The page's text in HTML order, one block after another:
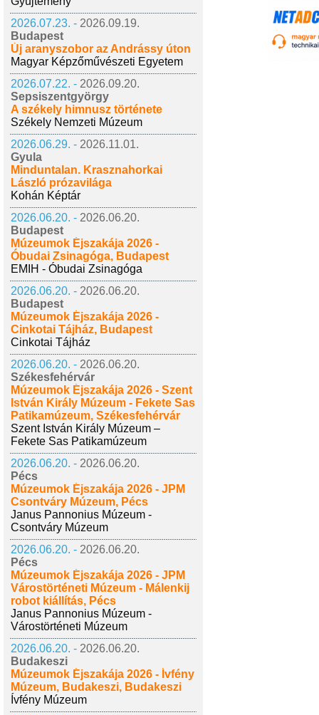
2026.07.23. - 2026.09.19.
Budapest
Új aranyszobor az Andrássy úton
Magyar Képzőművészeti Egyetem
2026.07.22. - 2026.09.20.
Sepsiszentgyörgy
A székely himnusz története
Székely Nemzeti Múzeum
2026.06.29. - 2026.11.01.
Gyula
Minduntalan. Krasznahorkai
László prózavilága
Kohán Képtár
2026.06.20. - 2026.06.20.
Budapest
Múzeumok Éjszakája 2026 -
Óbudai Zsinagóga, Budapest
EMIH - Óbudai Zsinagóga
2026.06.20. - 2026.06.20.
Budapest
Múzeumok Éjszakája 2026 -
Cinkotai Tájház, Budapest
Cinkotai Tájház
2026.06.20. - 2026.06.20.
Székesfehérvár
Múzeumok Éjszakája 2026 - Szent
István Király Múzeum - Fekete Sas
Patikamúzeum, Székesfehérvár
Szent István Király Múzeum –
Fekete Sas Patikamúzeum
2026.06.20. - 2026.06.20.
Pécs
Múzeumok Éjszakája 2026 - JPM
Csontváry Múzeum, Pécs
Janus Pannonius Múzeum -
Csontváry Múzeum
2026.06.20. - 2026.06.20.
Pécs
Múzeumok Éjszakája 2026 - JPM
Várostörténeti Múzeum - Málenkij
robot kiállítás, Pécs
Janus Pannonius Múzeum -
Várostörténeti Múzeum
2026.06.20. - 2026.06.20.
Budakeszi
Múzeumok Éjszakája 2026 - Ívfény
Múzeum, Budakeszi, Budakeszi
Ívfény Múzeum